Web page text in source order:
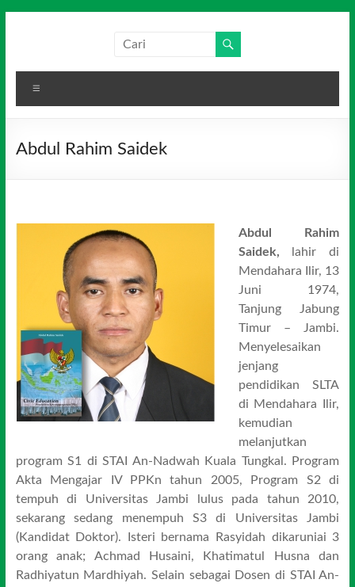
Media
Indonesia
Abdul Rahim Saidek
Abdul Rahim
Saidek,
lahir di
Mendahara Ilir, 13
Juni 1974,
Tanjung Jabung
Timur – Jambi.
Menyelesaikan
jenjang
pendidikan SLTA
di Mendahara Ilir,
kemudian
melanjutkan
program S1 di STAI An-Nadwah Kuala Tungkal. Program
Akta Mengajar IV PPKn tahun 2005, Program S2 di
tempuh di Universitas Jambi lulus pada tahun 2010,
sekarang sedang menempuh S3 di Universitas Jambi
(Kandidat Doktor). Isteri bernama Rasyidah dikaruniai 3
orang anak; Achmad Husaini, Khatimatul Husna dan
Radhiyatun Mardhiyah. Selain sebagai Dosen di STAI An-